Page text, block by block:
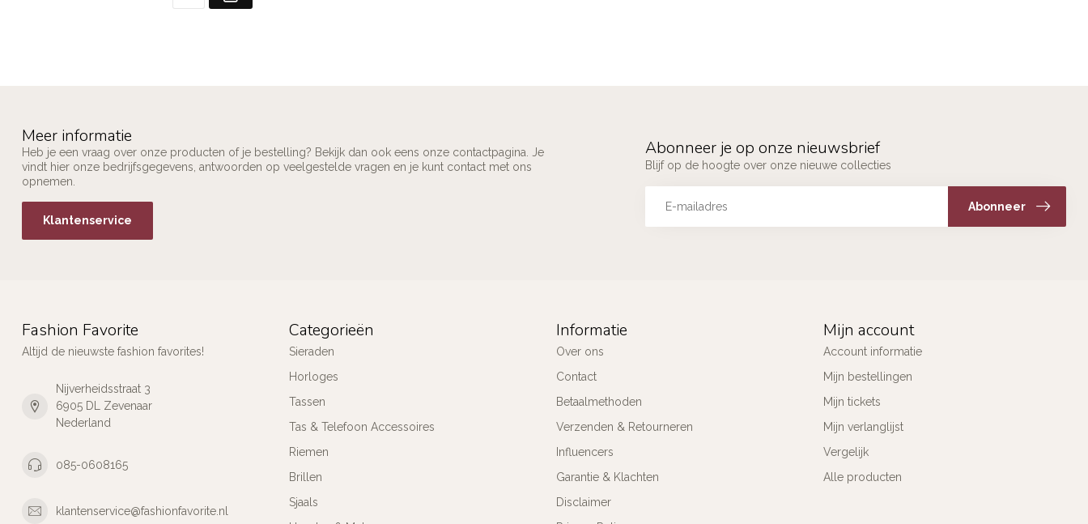
Meer informatie
Heb je een vraag over onze producten of je bestelling? Bekijk dan ook eens onze contactpagina. Je
vindt hier onze bedrijfsgegevens, antwoorden op veelgestelde vragen en je kunt contact met ons
opnemen.
Klantenservice
Abonneer je op onze nieuwsbrief
Blijf op de hoogte over onze nieuwe collecties
Abonneer
Fashion Favorite
Altijd de nieuwste fashion favorites!
Nijverheidsstraat 3
6905 DL Zevenaar
Nederland
085-0608165
klantenservice@fashionfavorite.nl
Categorieën
Sieraden
Horloges
Tassen
Tas & Telefoon Accessoires
Riemen
Brillen
Sjaals
Informatie
Over ons
Contact
Betaalmethoden
Verzenden & Retourneren
Influencers
Garantie & Klachten
Disclaimer
Mijn account
Account informatie
Mijn bestellingen
Mijn tickets
Mijn verlanglijst
Vergelijk
Alle producten